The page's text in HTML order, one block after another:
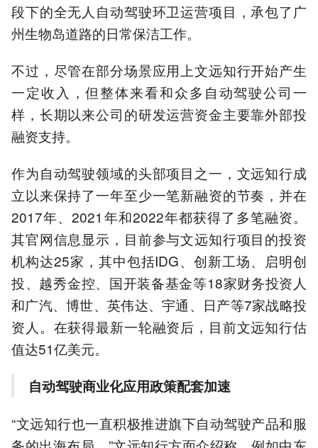
段下的全无人自动驾驶环卫运营项目，承包了广
州生物岛道路的日常保洁工作。
不过，尽管在部分场景应用上文远知行开始产生
一定收入，但整体来看和众多自动驾驶公司一
样，长期以来公司的研发运营资金主要靠外部投
融资支持。
作为自动驾驶领域的头部项目之一，文远知行成
立以来保持了一年至少一笔新融资的节奏，并在
2017年、2021年和2022年都获得了多笔融资。
其官网信息显示，目前参与文远知行项目的投资
机构达25家，其中包括IDG、创新工场、启明创
投、越秀金控、国开装备基金等18家财务投资人
和广汽、博世、英伟达、宇通、日产等7家战略投
资人。在获得最新一轮融资后，目前文远知行估
值达51亿美元。
自动驾驶商业化应用政策配套加速
“文远知行也一直积极推进旗下自动驾驶产品和服